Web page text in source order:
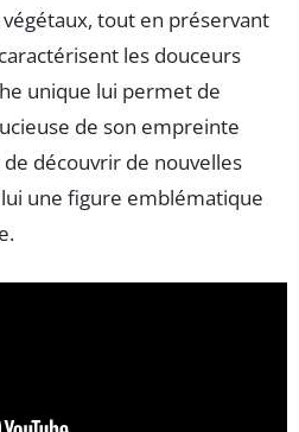
tout en préservant
les douceurs
unique lui permet de
de son empreinte
découvrir de nouvelles
une figure emblématique